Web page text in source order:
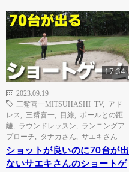
17:34
2023.09.19
三觜喜一MITSUHASHI TV, アド
レス
三觜喜一 目線
ボールとの距
離
ラウンドレッスン
ランニングア
プローチ
タナカさん サエキさん
ショットが良いのに70台が出
ないサエキさんのショートゲ